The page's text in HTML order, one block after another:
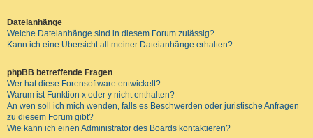
Dateianhänge
Welche Dateianhänge sind in diesem Forum zulässig?
Kann ich eine Übersicht all meiner Dateianhänge erhalten?
phpBB betreffende Fragen
Wer hat diese Forensoftware entwickelt?
Warum ist Funktion x oder y nicht enthalten?
An wen soll ich mich wenden, falls es Beschwerden oder juristische Anfragen
zu diesem Forum gibt?
Wie kann ich einen Administrator des Boards kontaktieren?